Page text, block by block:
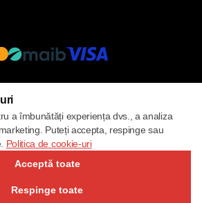
a îmbunătăți experiența dvs., a analiza
Puteți accepta, respinge sau
Politica de cookie-uri
Acceptă toate
Respinge toate